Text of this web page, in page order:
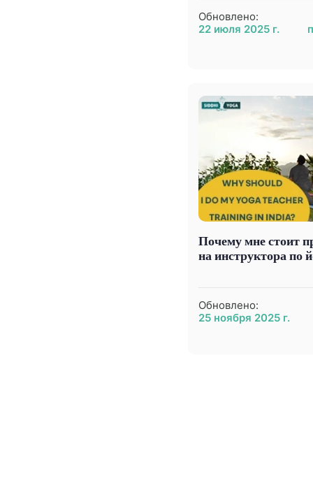
Обновлено:
22 июля 2025 г.
Почему мне стоит
на инструктора по
Обновлено:
25 ноября 2025 г.